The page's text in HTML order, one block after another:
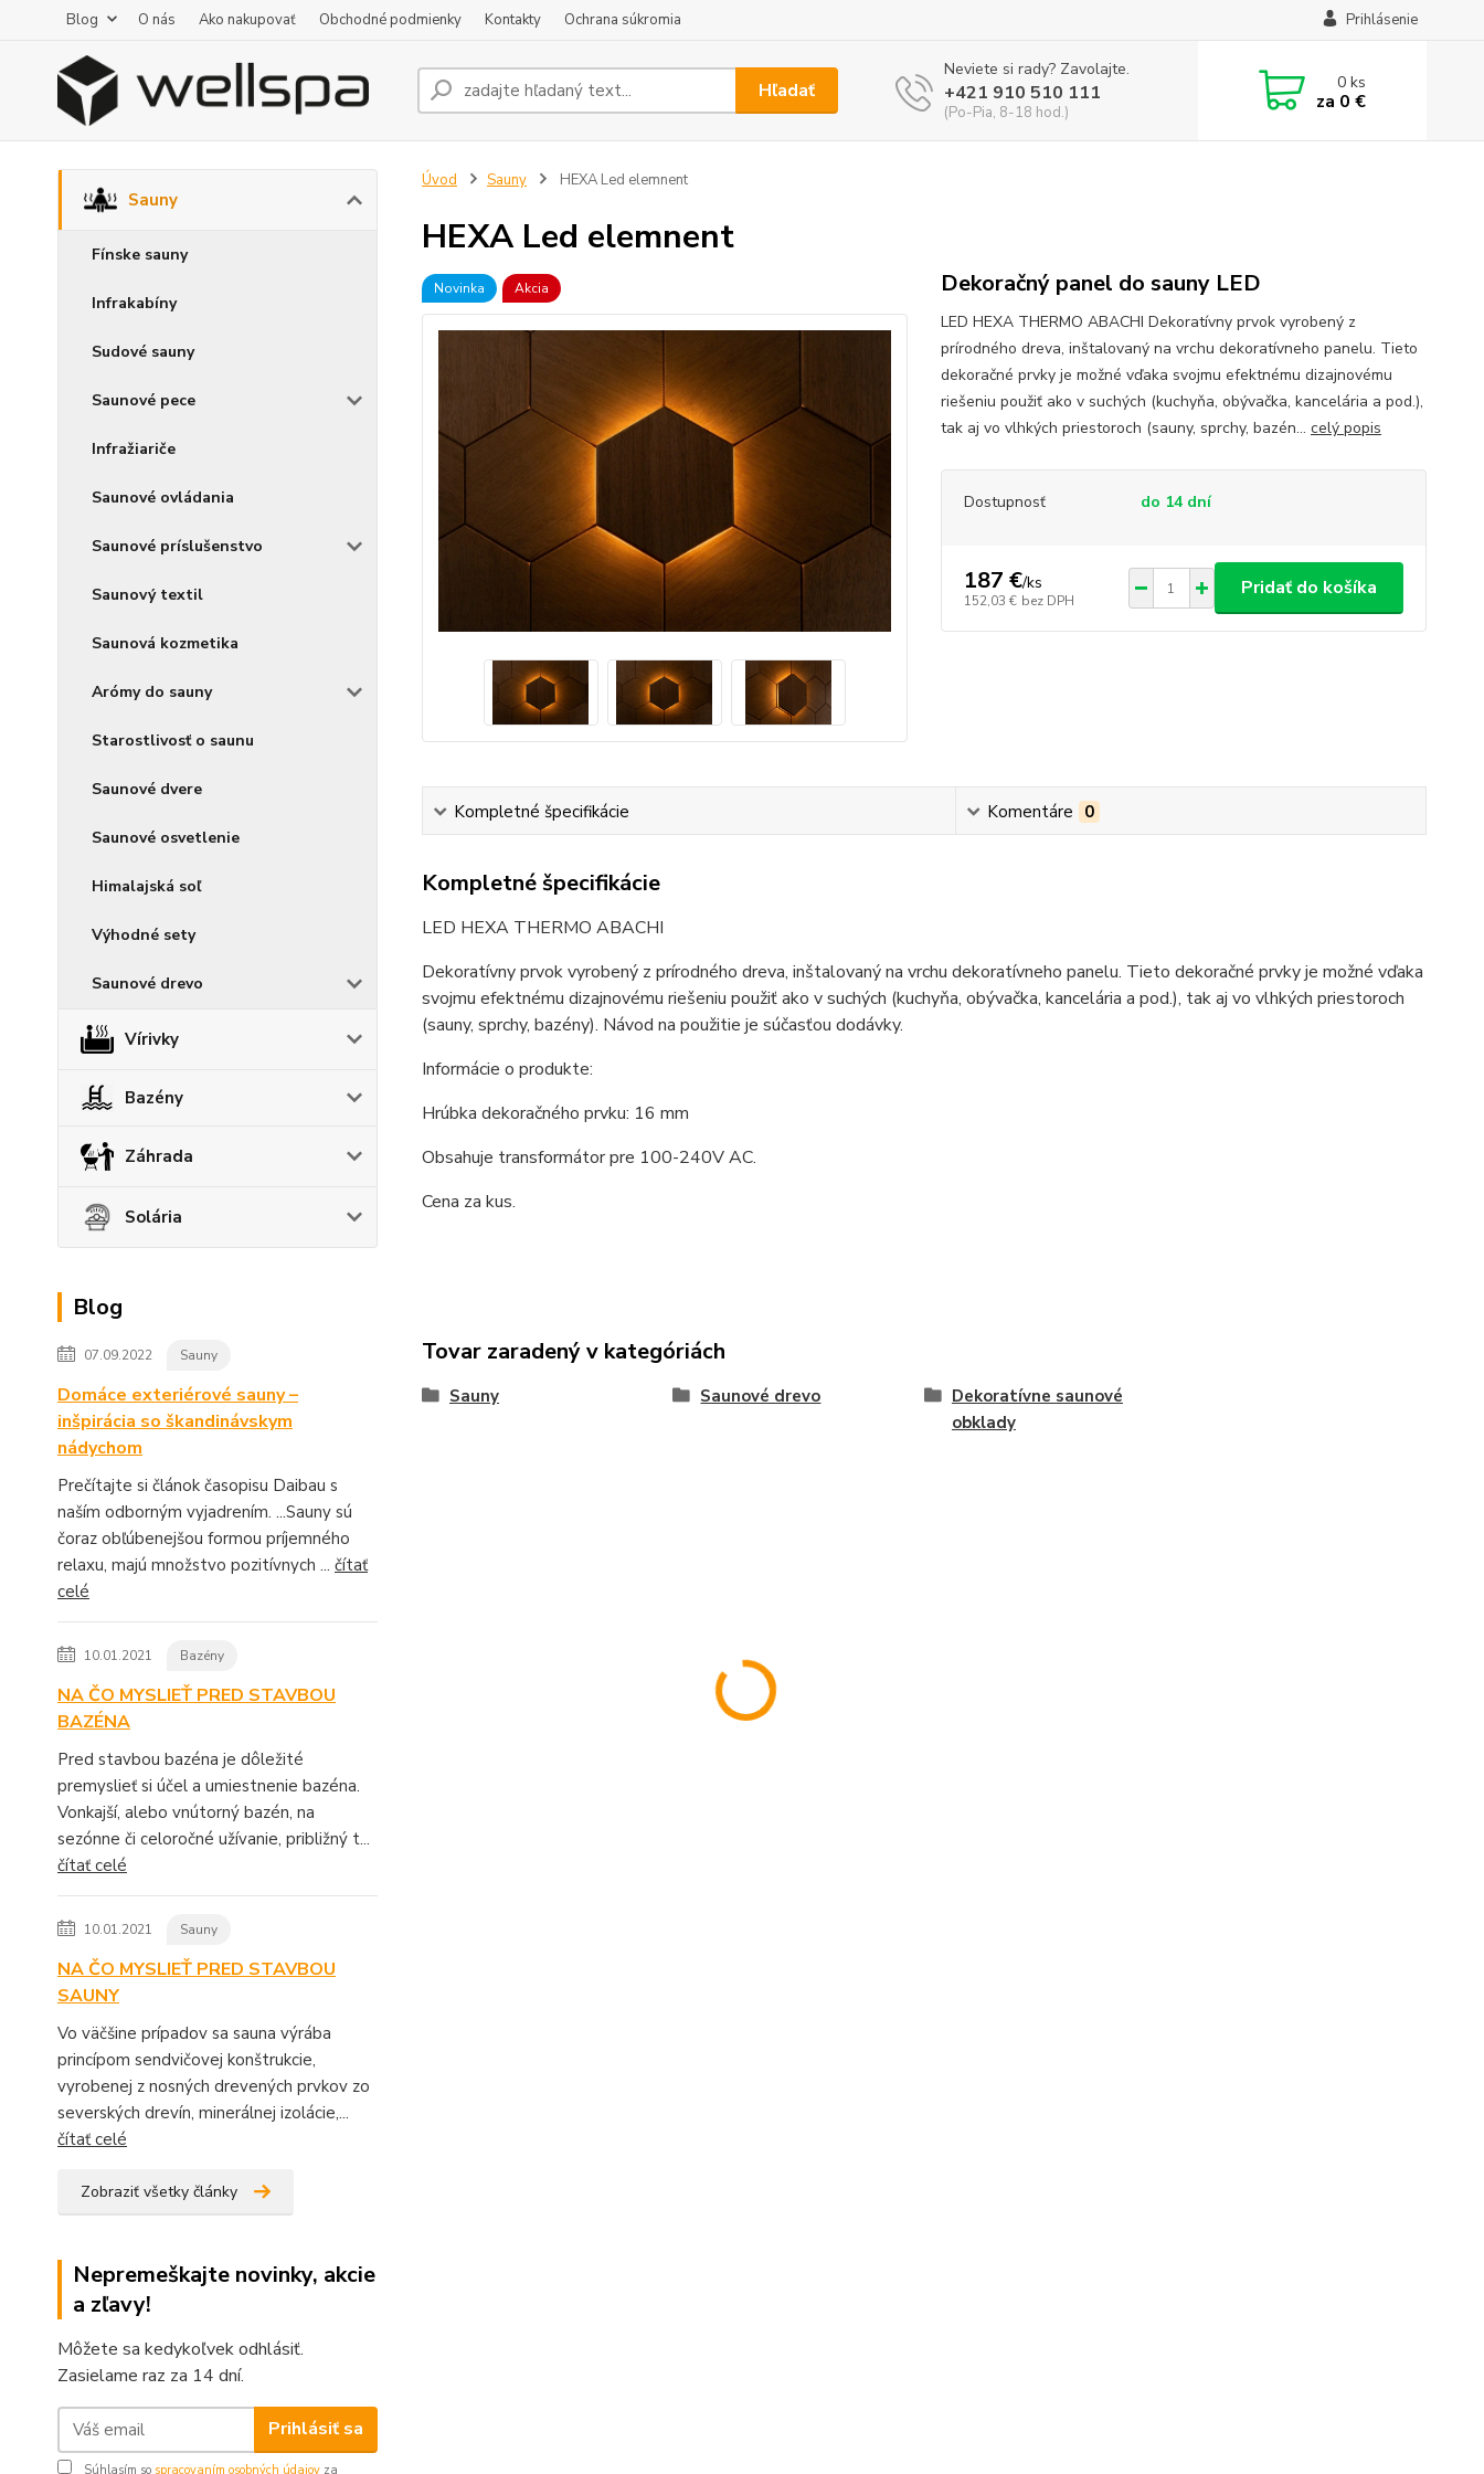
Blog O nás Ako nakupovať Obchodné podmienky Kontakty Ochrana súkromia Prihlásenie
Hľadať
Neviete si rady? Zavolajte.
+421 910 510 111
(Po-Pia, 8-18 hod.)
0ks
za 0 €
Sauny
Fínske sauny
Infrakabíny
Sudové sauny
Saunové pece
Infražiariče
Saunové ovládania
Saunové príslušenstvo
Saunový textil
Saunová kozmetika
Arómy do sauny
Starostlivosť o saunu
Saunové dvere
Saunové osvetlenie
Himalajská soľ
Výhodné sety
Saunové drevo
Vírivky
Bazény
Záhrada
Solária
Blog
07.09.2022 Sauny
Domáce exteriérové sauny –
inšpirácia so škandinávskym
nádychom
Prečítajte si článok časopisu Daibau s
naším odborným vyjadrením. ...Sauny sú
čoraz obľúbenejšou formou príjemného
relaxu, majú množstvo pozitívnych ... čítať
celé
10.01.2021 Bazény
NA ČO MYSLIEŤ PRED STAVBOU
BAZÉNA
Pred stavbou bazéna je dôležité
premyslieť si účel a umiestnenie bazéna.
Vonkajší, alebo vnútorný bazén, na
sezónne či celoročné užívanie, približný t...
čítať celé
10.01.2021 Sauny
NA ČO MYSLIEŤ PRED STAVBOU
SAUNY
Vo väčšine prípadov sa sauna výrába
princípom sendvičovej konštrukcie,
vyrobenej z nosných drevených prvkov zo
severských drevín, minerálnej izolácie,...
čítať celé
Zobraziť všetky články
Nepremeškajte novinky, akcie
a zľavy!
Môžete sa kedykoľvek odhlásiť.
Zasielame raz za 14 dní.
Prihlásiť sa
Súhlasím so spracovaním osobných údajov za
Úvod Sauny HEXA Led elemnent
HEXA Led elemnent
Novinka Akcia Dekoračný panel do sauny LED
LED HEXA THERMO ABACHI Dekoratívny prvok vyrobený z
prírodného dreva, inštalovaný na vrchu dekoratívneho panelu. Tieto
dekoračné prvky je možné vďaka svojmu efektnému dizajnovému
riešeniu použiť ako v suchých (kuchyňa, obývačka, kancelária a pod.),
tak aj vo vlhkých priestoroch (sauny, sprchy, bazén... celý popis
Dostupnosť do 14 dní
187 €/ks
152,03 € bez DPH
Pridať do košíka
Kompletné špecifikácie Komentáre 0
Kompletné špecifikácie
LED HEXA THERMO ABACHI
Dekoratívny prvok vyrobený z prírodného dreva, inštalovaný na vrchu dekoratívneho panelu. Tieto dekoračné prvky je možné vďaka
svojmu efektnému dizajnovému riešeniu použiť ako v suchých (kuchyňa, obývačka, kancelária a pod.), tak aj vo vlhkých priestoroch
(sauny, sprchy, bazény). Návod na použitie je súčasťou dodávky.
Informácie o produkte:
Hrúbka dekoračného prvku: 16 mm
Obsahuje transformátor pre 100-240V AC.
Cena za kus.
Tovar zaradený v kategóriách
Sauny Saunové drevo
Dekoratívne saunové
obklady